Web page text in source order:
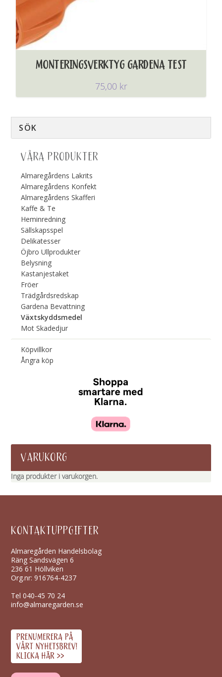
MONTERINGSVERKTYG GARDENA TEST
75,00 kr
VÅRA PRODUKTER
Almaregårdens Lakrits
Almaregårdens Konfekt
Almaregårdens Skafferi
Kaffe & Te
Heminredning
Sällskapsspel
Delikatesser
Öjbro Ullprodukter
Belysning
Kastanjestaket
Fröer
Trädgårdsredskap
Gardena Bevattning
Växtskyddsmedel
Mot Skadedjur
Köpvillkor
Ångra köp
VARUKORG
Inga produkter i varukorgen.
KONTAKTUPPGIFTER
Almaregården Handelsbolag
Räng Sandsvägen 6
236 61 Höllviken
Org.nr: 916764-4237
Tel040-45 70 24
info@almaregarden.se